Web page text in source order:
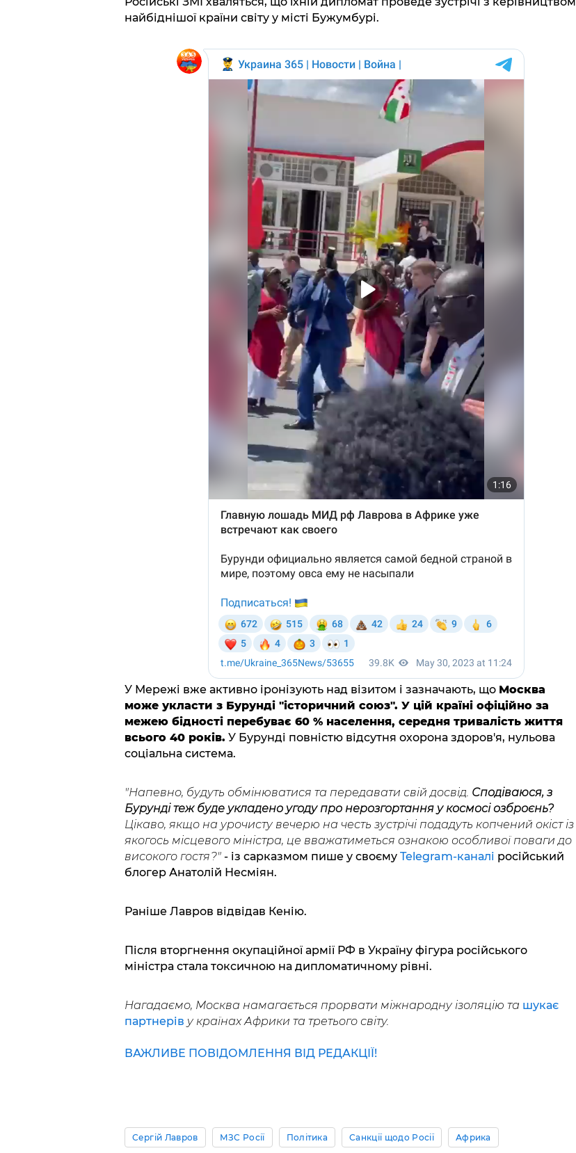
найбіднішої країни світу у місті Бужумбурі.
У Мережі вже активно іронізують над візитом і зазначають, що Москва
може укласти з Бурунді "історичний союз". У цій країні офіційно за
межею бідності перебуває 60 % населення, середня тривалість життя
всього 40 років. У Бурунді повністю відсутня охорона здоров'я, нульова
соціальна система.
"Напевно, будуть обмінюватися та передавати свій досвід. Сподіваюся, з
Бурунді теж буде укладено угоду про нерозгортання у космосі озброєнь?
Цікаво, якщо на урочисту вечерю на честь зустрічі подадуть копчений окіст із
якогось місцевого міністра, це вважатиметься ознакою особливої поваги до
високого гостя?"- із сарказмом пише у своєму Telegram-каналі російський
блогер Анатолій Несміян.
Раніше Лавров відвідав Кенію.
Після вторгнення окупаційної армії РФ в Україну фігура російського
міністра стала токсичною на дипломатичному рівні.
Нагадаємо, Москва намагається прорвати міжнародну ізоляцію та шукає
партнерів у країнах Африки та третього світу.
ВАЖЛИВЕ ПОВІДОМЛЕННЯ ВІД РЕДАКЦІЇ!
Сергій Лавров МЗС Росії Політика Санкції щодо Росії Африка